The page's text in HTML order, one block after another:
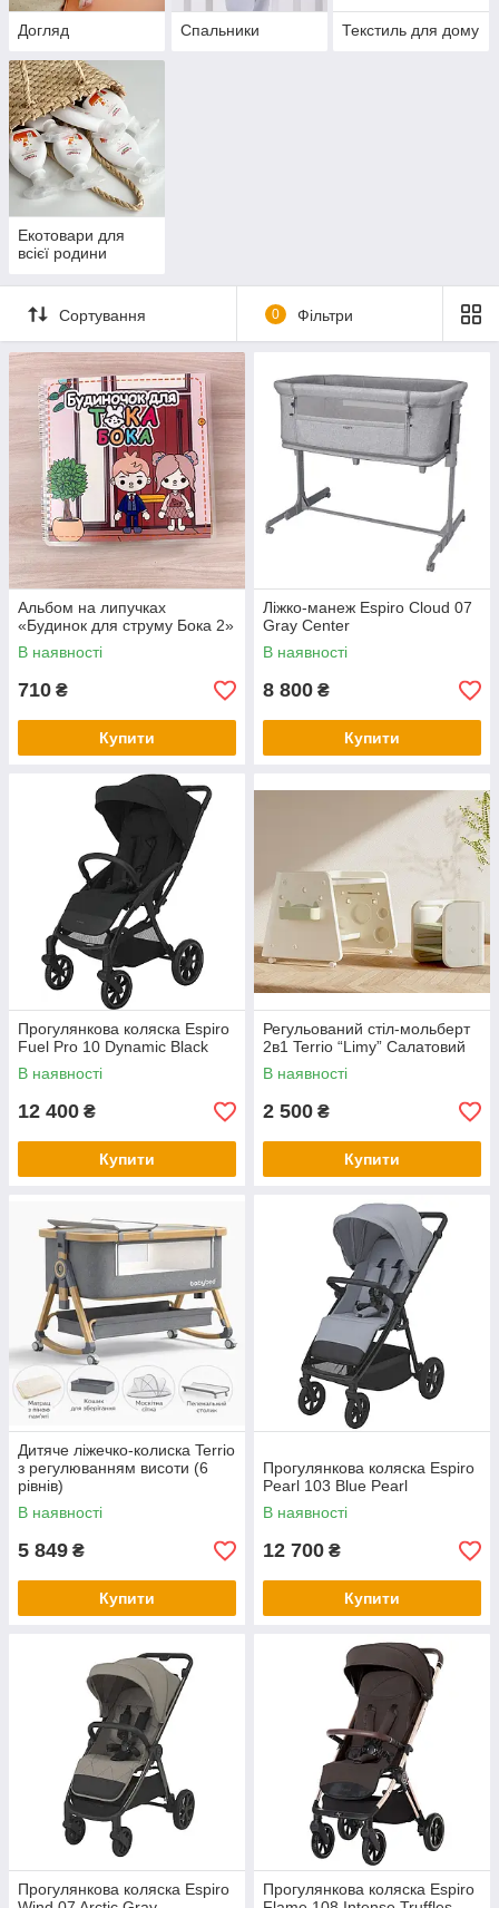
Догляд Спальники Текстиль для дому
Екотовари для
всієї родини
Сортування 0 Фільтри
Альбом на липучках
«Будинок для струму Бока 2»
В наявності
710 ₴
Купити
Ліжко-манеж Espiro Cloud 07
Gray Center
В наявності
8 800 ₴
Купити
Прогулянкова коляска Espiro
Fuel Pro 10 Dynamic Black
В наявності
12 400 ₴
Купити
Регульований стіл-мольберт
2в1 Terrio “Limy” Салатовий
В наявності
2 500 ₴
Купити
Дитяче ліжечко-колиска Terrio
з регулюванням висоти (6
рівнів)
В наявності
5 849 ₴
Купити
Прогулянкова коляска Espiro
Pearl 103 Blue Pearl
В наявності
12 700 ₴
Купити
Прогулянкова коляска Espiro
Прогулянкова коляска Espiro